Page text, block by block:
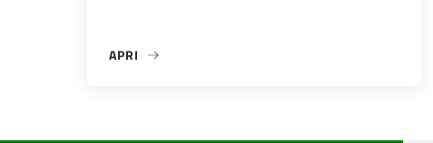
APRI
«“RESISTENZA: GUERRA CIVILE O GUERRA GIUSTA?”»